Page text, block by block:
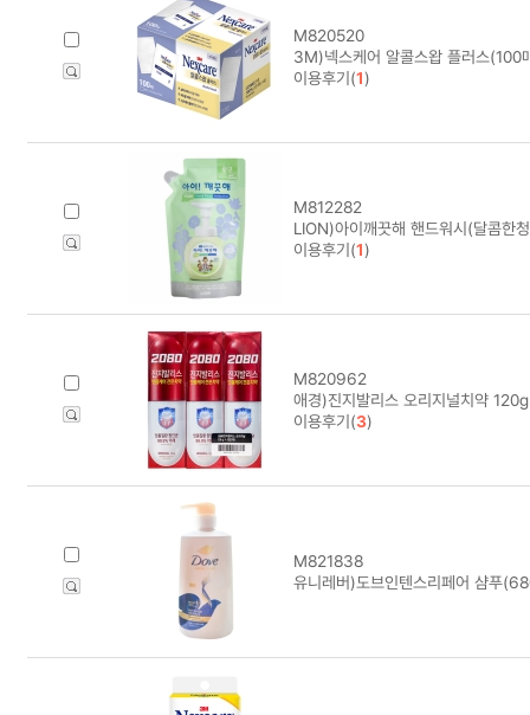
M820520
3M)넥스케어 알콜스왑 플러스(100
이용후기(1)
M812282
LION)아이깨끗해 핸드워시(달콤한
이용후기(1)
M820962
애경)진지발리스 오리지널치약
이용후기(3)
M821838
유니레버)도브인텐스리페어 샴푸